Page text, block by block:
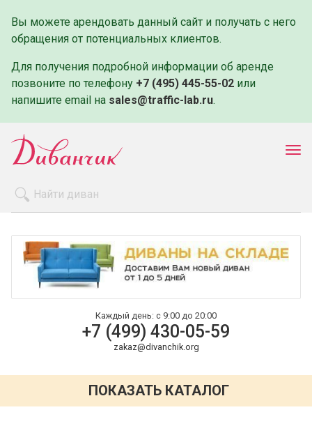
Вы можете арендовать данный сайт и получать с него
обращения от потенциальных клиентов.
Для получения подробной информации об аренде
позвоните по телефону +7 (495) 445-55-02 или
напишите email на sales@traffic-lab.ru.
Оплата и доставка
Контакты
Каждый день: с 9:00 до 20:00
+7 (499) 430-05-59
zakaz@divanchik.org
ПОКАЗАТЬ КАТАЛОГ